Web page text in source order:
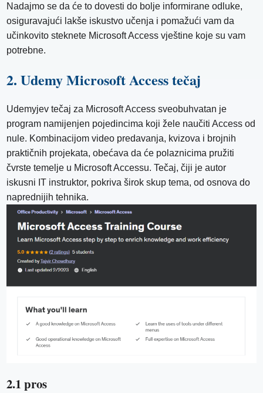
Nadajmo se da će to dovesti do bolje informirane odluke,
osiguravajući lakše iskustvo učenja i pomažući vam da
učinkovito steknete Microsoft Access vještine koje su vam
potrebne.
2. Udemy Microsoft Access tečaj
Udemyjev tečaj za Microsoft Access sveobuhvatan je
program namijenjen pojedincima koji žele naučiti Access od
nule. Kombinacijom video predavanja, kvizova i brojnih
praktičnih projekata, obećava da će polaznicima pružiti
čvrste temelje u Microsoft Accessu. Tečaj, čiji je autor
iskusni IT instruktor, pokriva širok skup tema, od osnova do
naprednijih tehnika.
2.1 pros